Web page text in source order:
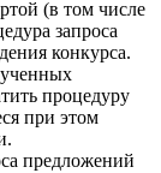
(в том числе
запроса
конкурса.
процедуру
при этом
предложений